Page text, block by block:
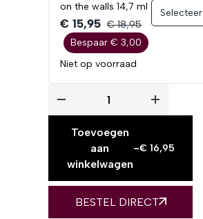
on the walls 14,7 ml
€ 15,95 € 18,95
Bespaar € 3,00
Niet op voorraad
Selecteer
Toevoegen
aan
winkelwagen
-€ 16,95
BESTEL DIRECT